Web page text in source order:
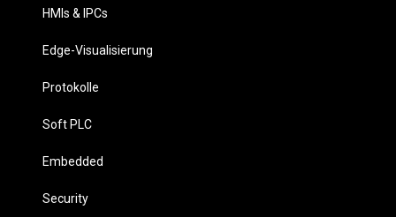
HMIs & IPCs
Edge-Visualisierung
Protokolle
Soft PLC
Embedded
Security